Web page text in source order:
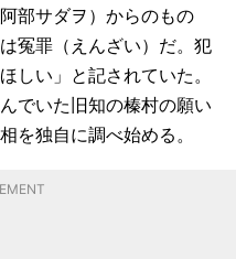
部サダヲ）からのもの
冤罪（えんざい）だ。犯
しい」と記されていた。
でいた旧知の榛村の願い
を独自に調べ始める。